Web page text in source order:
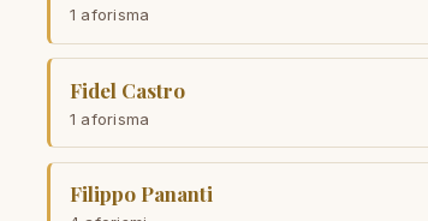
1 aforisma
Fidel Castro
1 aforisma
Filippo Pananti